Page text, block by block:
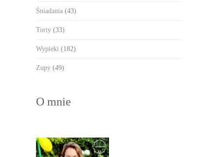
Śniadania (43)
Torty (33)
Wypieki (182)
Zupy (49)
O mnie